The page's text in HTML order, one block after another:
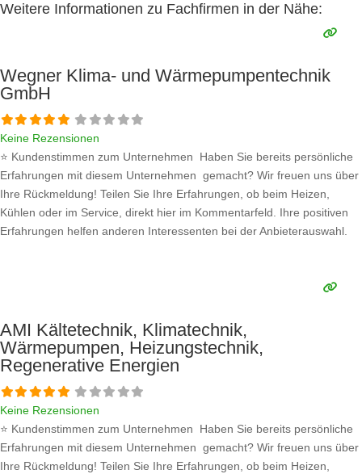
Weitere Informationen zu Fachfirmen in der Nähe:
Wegner Klima- und Wärmepumpentechnik
GmbH
Keine Rezensionen
⭐ Kundenstimmen zum Unternehmen Haben Sie bereits persönliche
Erfahrungen mit diesem Unternehmen gemacht? Wir freuen uns über
Ihre Rückmeldung! Teilen Sie Ihre Erfahrungen, ob beim Heizen,
Kühlen oder im Service, direkt hier im Kommentarfeld. Ihre positiven
Erfahrungen helfen anderen Interessenten bei der Anbieterauswahl.
AMI Kältetechnik, Klimatechnik,
Wärmepumpen, Heizungstechnik,
Regenerative Energien
Keine Rezensionen
⭐ Kundenstimmen zum Unternehmen Haben Sie bereits persönliche
Erfahrungen mit diesem Unternehmen gemacht? Wir freuen uns über
Ihre Rückmeldung! Teilen Sie Ihre Erfahrungen, ob beim Heizen,